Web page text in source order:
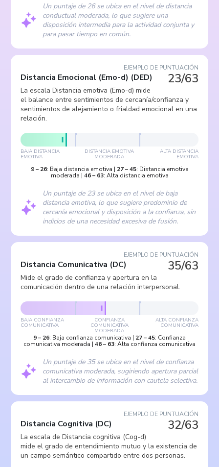
Un puntaje de 26 se ubica en el nivel de distancia
conductual moderada, lo que sugiere una
disposición intermedia para la actividad conjunta y
para pasar tiempo en común.
EJEMPLO DE PUNTUACIÓN
23/63
Distancia Emocional (Emo-d) (DED)
La escala Distancia emotiva (Emo-d) mide
el balance entre sentimientos de cercanía/confianza y
sentimientos de alejamiento o frialdad emocional en una
relación.
BAJA DISTANCIA
EMOTIVA
DISTANCIA EMOTIVA
MODERADA
ALTA DISTANCIA
EMOTIVA
9– 26: Baja distancia emotiva | 27–45: Distancia emotiva
moderada | 46– 63: Alta distancia emotiva
Un puntaje de 23 se ubica en el nivel de baja
distancia emotiva, lo que sugiere predominio de
cercanía emocional y disposición a la confianza, sin
indicios de una necesidad excesiva de fusión.
EJEMPLO DE PUNTUACIÓN
35/63
Distancia Comunicativa (DC)
Mide el grado de confianza y apertura en la
comunicación dentro de una relación interpersonal.
BAJA CONFIANZA
COMUNICATIVA
CONFIANZA
COMUNICATIVA
MODERADA
ALTA CONFIANZA
COMUNICATIVA
9– 26: Baja confianza comunicativa | 27–45: Confianza
comunicativa moderada | 46– 63: Alta confianza comunicativa
Un puntaje de 35 se ubica en el nivel de confianza
comunicativa moderada, sugiriendo apertura parcial
al intercambio de información con cautela selectiva.
EJEMPLO DE PUNTUACIÓN
32/63
Distancia Cognitiva (DC)
La escala de Distancia cognitiva (Cog-d)
mide el grado de entendimiento mutuo y la existencia de
un campo semántico compartido entre dos personas.